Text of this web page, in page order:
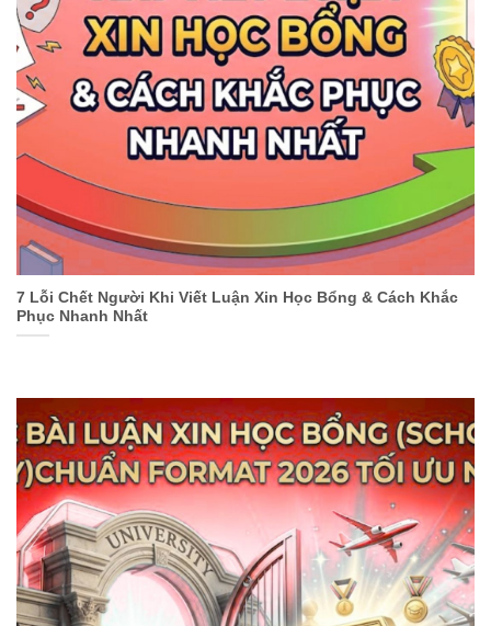
7 Lỗi Chết Người Khi Viết Luận Xin Học Bổng & Cách Khắc
Phục Nhanh Nhất